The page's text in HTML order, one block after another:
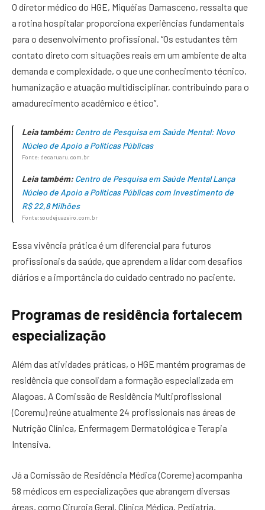
O diretor médico do HGE, Miquéias Damasceno, ressalta que
a rotina hospitalar proporciona experiências fundamentais
para o desenvolvimento profissional. “Os estudantes têm
contato direto com situações reais em um ambiente de alta
demanda e complexidade, o que une conhecimento técnico,
humanização e atuação multidisciplinar, contribuindo para o
amadurecimento acadêmico e ético”.
Leia também: Centro de Pesquisa em Saúde Mental: Novo
Núcleo de Apoio a Políticas Públicas
Fonte: decaruaru.com.br
Leia também: Centro de Pesquisa em Saúde Mental Lança
Núcleo de Apoio a Políticas Públicas com Investimento de
R$ 22,8 Milhões
Fonte: soudejuazeiro.com.br
Essa vivência prática é um diferencial para futuros
profissionais da saúde, que aprendem a lidar com desafios
diários e a importância do cuidado centrado no paciente.
Programas de residência fortalecem
especialização
Além das atividades práticas, o HGE mantém programas de
residência que consolidam a formação especializada em
Alagoas. A Comissão de Residência Multiprofissional
(Coremu) reúne atualmente 24 profissionais nas áreas de
Nutrição Clínica, Enfermagem Dermatológica e Terapia
Intensiva.
Já a Comissão de Residência Médica (Coreme) acompanha
58 médicos em especializações que abrangem diversas
áreas, como Cirurgia Geral, Clínica Médica, Pediatria,